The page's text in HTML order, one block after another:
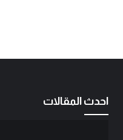
احدث المقالات